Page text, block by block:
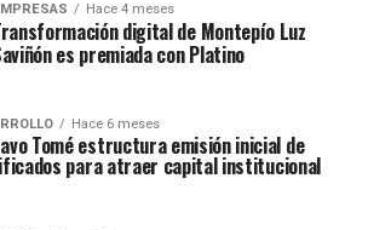
Hace 4 meses
digital de Montepío Luz
es premiada con Platino
Hace 6 meses
Tomé estructura emisión inicial de
para atraer capital institucional